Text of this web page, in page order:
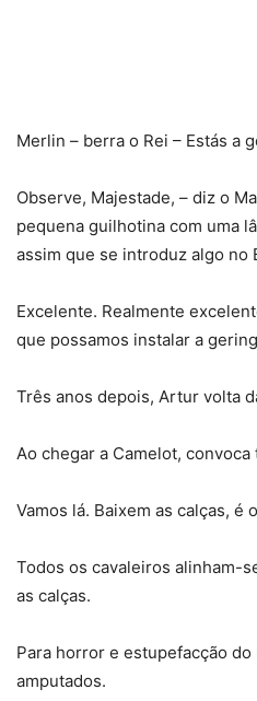
Merlin – berra o Rei – Estás a
Observe, Majestade, – diz o
pequena guilhotina com uma
assim que se introduz algo no
Excelente. Realmente
que possamos instalar a
Três anos depois, Artur volta
Ao chegar a Camelot,
Vamos lá. Baixem as calças, é
Todos os cavaleiros alinham-
as calças.
Para horror e estupefacção do
amputados.